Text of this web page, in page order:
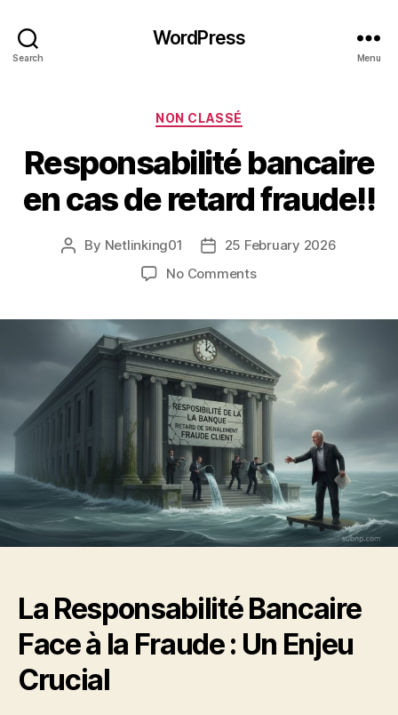
Search
WordPress
Menu
Categories
NON CLASSÉ
Responsabilité bancaire
en cas de retard fraude!!
Post
By Netlinking01
Post25 February 2026
No Commentson
en
cas
de
retard
fraude!!
La Responsabilité Bancaire
Face à la Fraude : Un Enjeu
Crucial